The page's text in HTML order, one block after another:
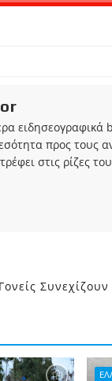
ειδησεογραφικά
προς τους
στις ρίζες